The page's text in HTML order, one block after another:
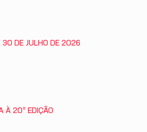
30 DE JULHO DE 2026
À 20ª EDIÇÃO